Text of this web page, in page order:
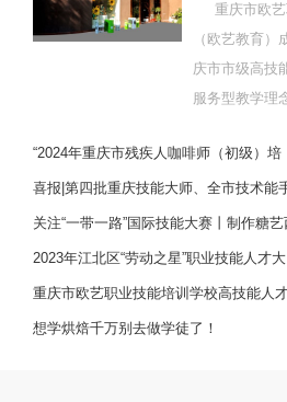
重庆市欧
（欧艺教育）
庆市市级高技
服务型教学理
十余载，致力
感与创新思维
人才，是集技
“2024年重庆市残疾人咖啡师（初级）培
训”职业技能提升计划活动
喜报|第四批重庆技能大师、全市技术能
巴渝青年技能之星名单出炉，重庆欧艺职
技能培训学校技能人才榜上有名！
关注“一带一路”国际技能大赛丨制作糖艺
点，看手艺更考验审美
2023年江北区“劳动之星”职业技能人才大
赛，我校选手荣获互联网营销师第一名
重庆市欧艺职业技能培训学校高技能人
训基地建设专家指导会会议简报
想学烘焙千万别去做学徒了！